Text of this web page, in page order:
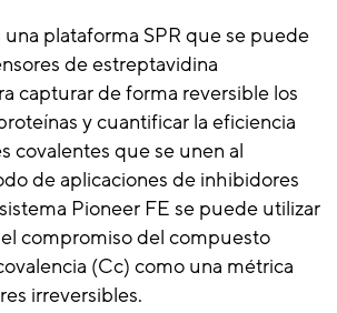
una plataforma SPR que se puede
de estreptavidina
capturar de forma reversible los
y cuantificar la eficiencia
covalentes que se unen al
de aplicaciones de inhibidores
Pioneer FE se puede utilizar
compromiso del compuesto
(Cc) como una métrica
irreversibles.